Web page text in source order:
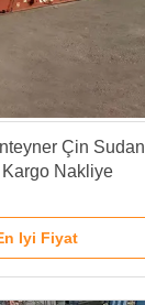
Çin Sudan
Nakliye
Iyi Fiyat